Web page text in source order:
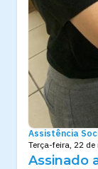
Assistência
Terça-feira, 22
Assinado